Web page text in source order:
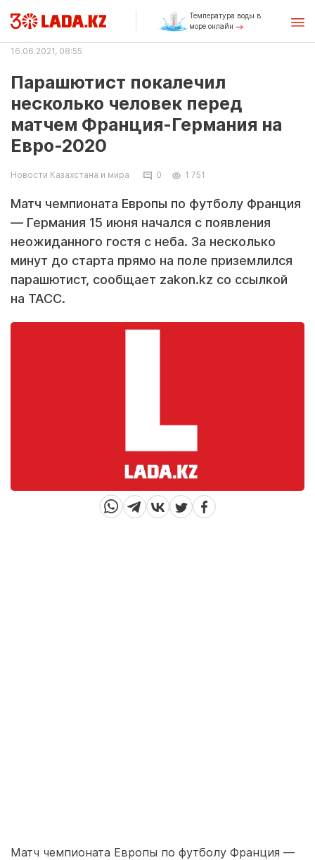
Температура воды в
море онлайн
16.06.2021, 08:55
Парашютист покалечил
несколько человек перед
матчем Франция-Германия на
Евро-2020
Новости Казахстана и мира 0 1 751
Матч чемпионата Европы по футболу Франция
— Германия 15 июня начался с появления
неожиданного гостя с неба. За несколько
минут до старта прямо на поле приземлился
парашютист, сообщает zakon.kz со ссылкой
на ТАСС.
Матч чемпионата Европы по футболу Франция —